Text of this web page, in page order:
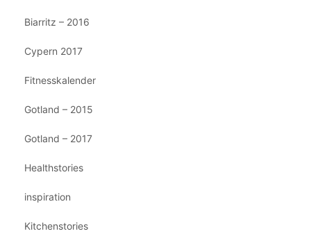
Biarritz – 2016
Cypern 2017
Fitnesskalender
Gotland – 2015
Gotland – 2017
Healthstories
inspiration
Kitchenstories